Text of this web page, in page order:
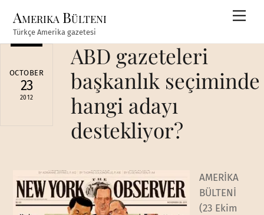
content
Amerika Bülteni
Türkçe Amerika gazetesi
OCTOBER
23
2012
ABD gazeteleri
başkanlık seçiminde
hangi adayı
destekliyor?
AMERİKA
BÜLTENİ
(23 Ekim